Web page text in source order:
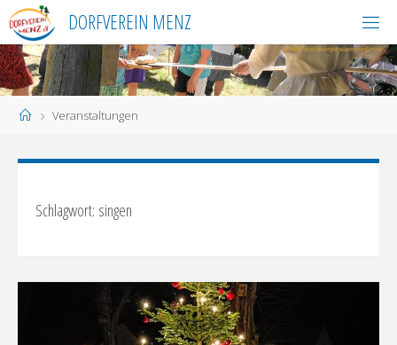
Skip
to
content
DORFVEREIN MENZ
HomeVeranstaltungen
Schlagwort: singen